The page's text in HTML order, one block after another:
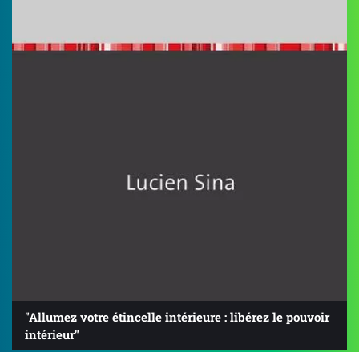
"Allumez votre étincelle intérieure : libérez le pouvoir
intérieur"